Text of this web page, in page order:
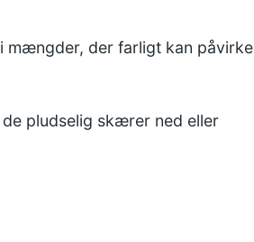
mængder, der farligt kan påvirke
pludselig skærer ned eller